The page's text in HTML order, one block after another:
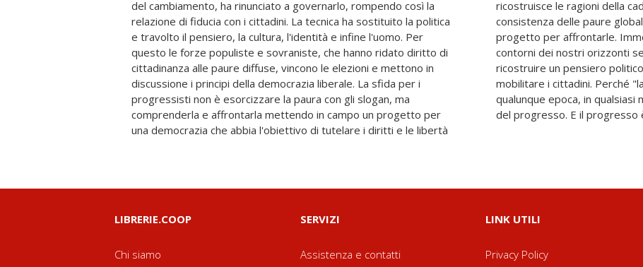
del cambiamento, ha rinunciato a governarlo, rompendo così la
relazione di fiducia con i cittadini. La tecnica ha sostituito la politica
e travolto il pensiero, la cultura, l'identità e infine l'uomo. Per
questo le forze populiste e sovraniste, che hanno ridato diritto di
cittadinanza alle paure diffuse, vincono le elezioni e mettono in
discussione i principi della democrazia liberale. La sfida per i
progressisti non è esorcizzare la paura con gli slogan, ma
comprenderla e affrontarla mettendo in campo un progetto per
una democrazia che abbia l'obiettivo di tutelare i diritti e le libertà
ricostruisce le ragioni della caduta dell'Occidente, analizza la
consistenza delle paure globali e propone una visione e un
progetto per affrontarle. Immergersi nelle inquietudini e definire i
contorni dei nostri orizzonti selvaggi è il primo passo per
ricostruire un pensiero politico credibile, capace di coinvolgere e
mobilitare i cittadini. Perché "la paura ci accompagna sempre. In
qualunque epoca, in qualsiasi mare. Capirla e dominarla è lo spirito
del progresso. E il progresso
LIBRERIE.COOP
Chi siamo
SERVIZI
Assistenza e contatti
LINK UTILI
Privacy Policy